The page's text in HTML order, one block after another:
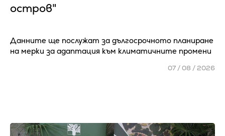
остров"
Данните ще послужат за дългосрочното планиране
на мерки за адаптация към климатичните промени
07 / 08 / 2026